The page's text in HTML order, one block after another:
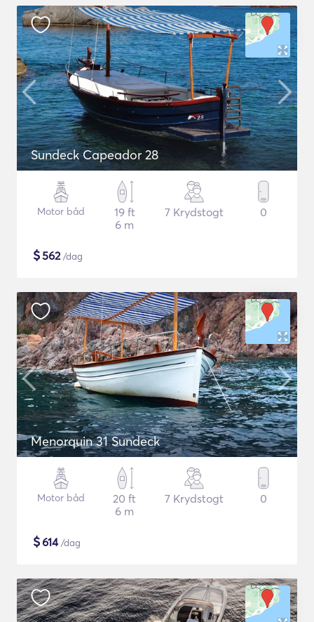
Sundeck Capeador 28
Motor båd
19 ft
6 m
7 Krydstogt 0
$562/dag
Menorquin 31 Sundeck
Motor båd
20 ft
6 m
7 Krydstogt 0
$614/dag